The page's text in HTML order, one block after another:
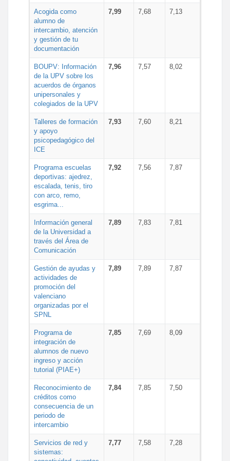
Acogida como
alumno de
intercambio, atención
y gestión de tu
documentación
7,99 7,68 7,13
BOUPV: Información
de la UPV sobre los
acuerdos de órganos
unipersonales y
colegiados de la UPV
7,96 7,57 8,02
Talleres de formación
y apoyo
psicopedagógico del
ICE
7,93 7,60 8,21
Programa escuelas
deportivas: ajedrez,
escalada, tenis, tiro
con arco, remo,
esgrima...
7,92 7,56 7,87
Información general
de la Universidad a
través del Área de
Comunicación
7,89 7,83 7,81
Gestión de ayudas y
actividades de
promoción del
valenciano
organizadas por el
SPNL
7,89 7,89 7,87
Programa de
integración de
alumnos de nuevo
ingreso y acción
tutorial (PIAE+)
7,85 7,69 8,09
Reconocimiento de
créditos como
consecuencia de un
periodo de
intercambio
7,84 7,85 7,50
Servicios de red y
sistemas:
7,77 7,58 7,28